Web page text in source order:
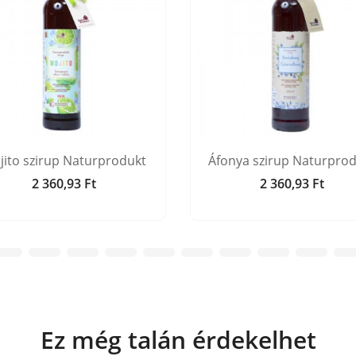
szirup Naturprodukt
Ár
2 360,93 Ft
Áfonya szirup
Ár
2 360,93 Ft
Ez még talán érdekelhet